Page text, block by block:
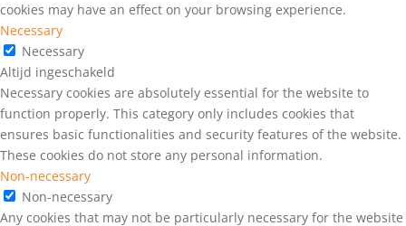
cookies may have an effect on your browsing experience.
Necessary
Necessary
Altijd ingeschakeld
Necessary cookies are absolutely essential for the website to
function properly. This category only includes cookies that
ensures basic functionalities and security features of the website.
These cookies do not store any personal information.
Non-necessary
Non-necessary
Any cookies that may not be particularly necessary for the website